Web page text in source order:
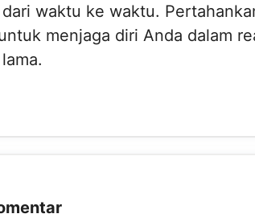
waktu ke waktu.
menjaga diri Anda dalam